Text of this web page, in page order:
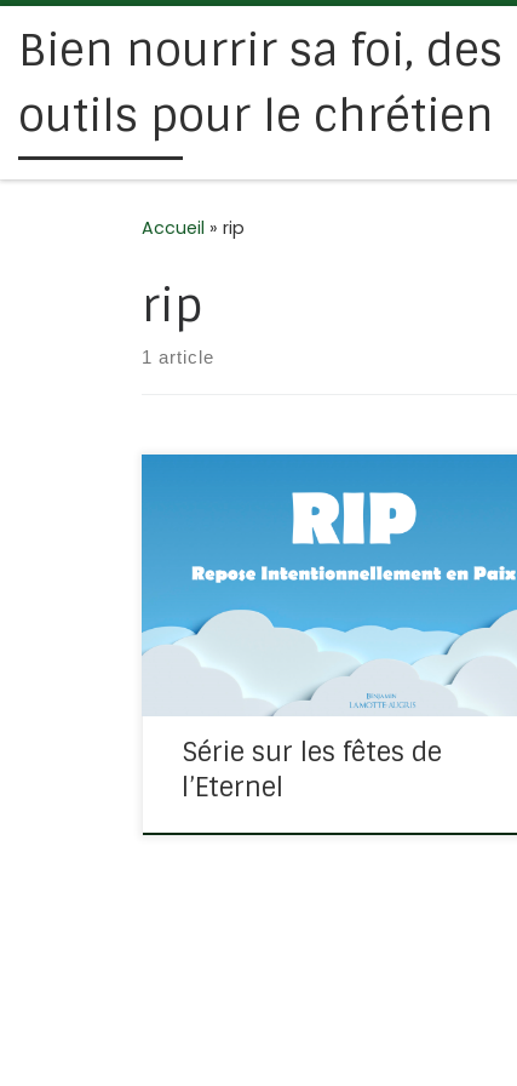
Passer au contenu
Bien nourrir sa foi, des
outils pour le chrétien
Accueil » rip
rip
1 article
Avez-vous fait le lien entre les fêtes de
l’Eternel et les étapes de la vie chrétienne ?
Avez-vous fait le lien entre les fêtes de
l’Eternel et l’histoire de l’humanité ?
Découvrez au travers de cette série […]
Série sur les fêtes de
l’Eternel